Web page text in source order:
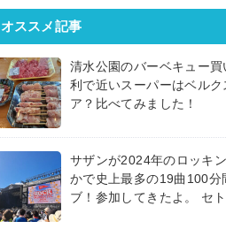
オススメ記事
清水公園のバーベキュー買
利で近いスーパーはベルク
ア？比べてみました！
サザンが2024年のロッキ
かで史上最多の19曲100分
ブ！参加してきたよ。 セ